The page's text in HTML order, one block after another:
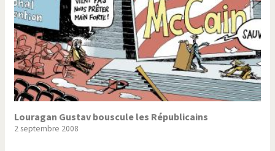
Louragan Gustav bouscule les Républicains
2 septembre 2008